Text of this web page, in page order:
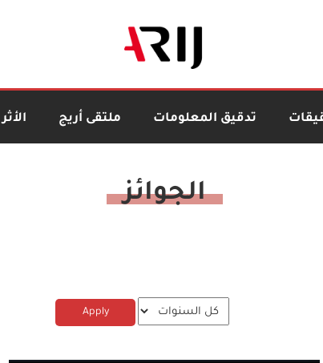
تدقيق المعلومات ملتقى أريج الأثر
الجوائز